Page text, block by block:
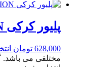
پلیور کرکی LION کد1293
628,000 تومان
مختلفی می